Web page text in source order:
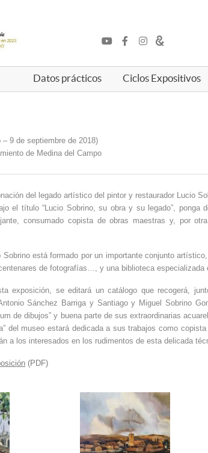
Datos prácticos Ciclos Expositivos
9 de septiembre de 2018)
de Medina del Campo
del legado artístico del pintor y restaurador Lucio
el título “Lucio Sobrino, su obra y su legado”,
consumado copista de obras maestras y, por
Sobrino está formado por un importante conjunto
de fotografías…, y una biblioteca especializada
exposición, se editará un catálogo que recogerá,
Sánchez Barriga y Santiago y Miguel Sobrino
de dibujos” y buena parte de sus extraordinarias
del museo estará dedicada a sus trabajos como
a los interesados en los rudimentos de esta delicada
(PDF)